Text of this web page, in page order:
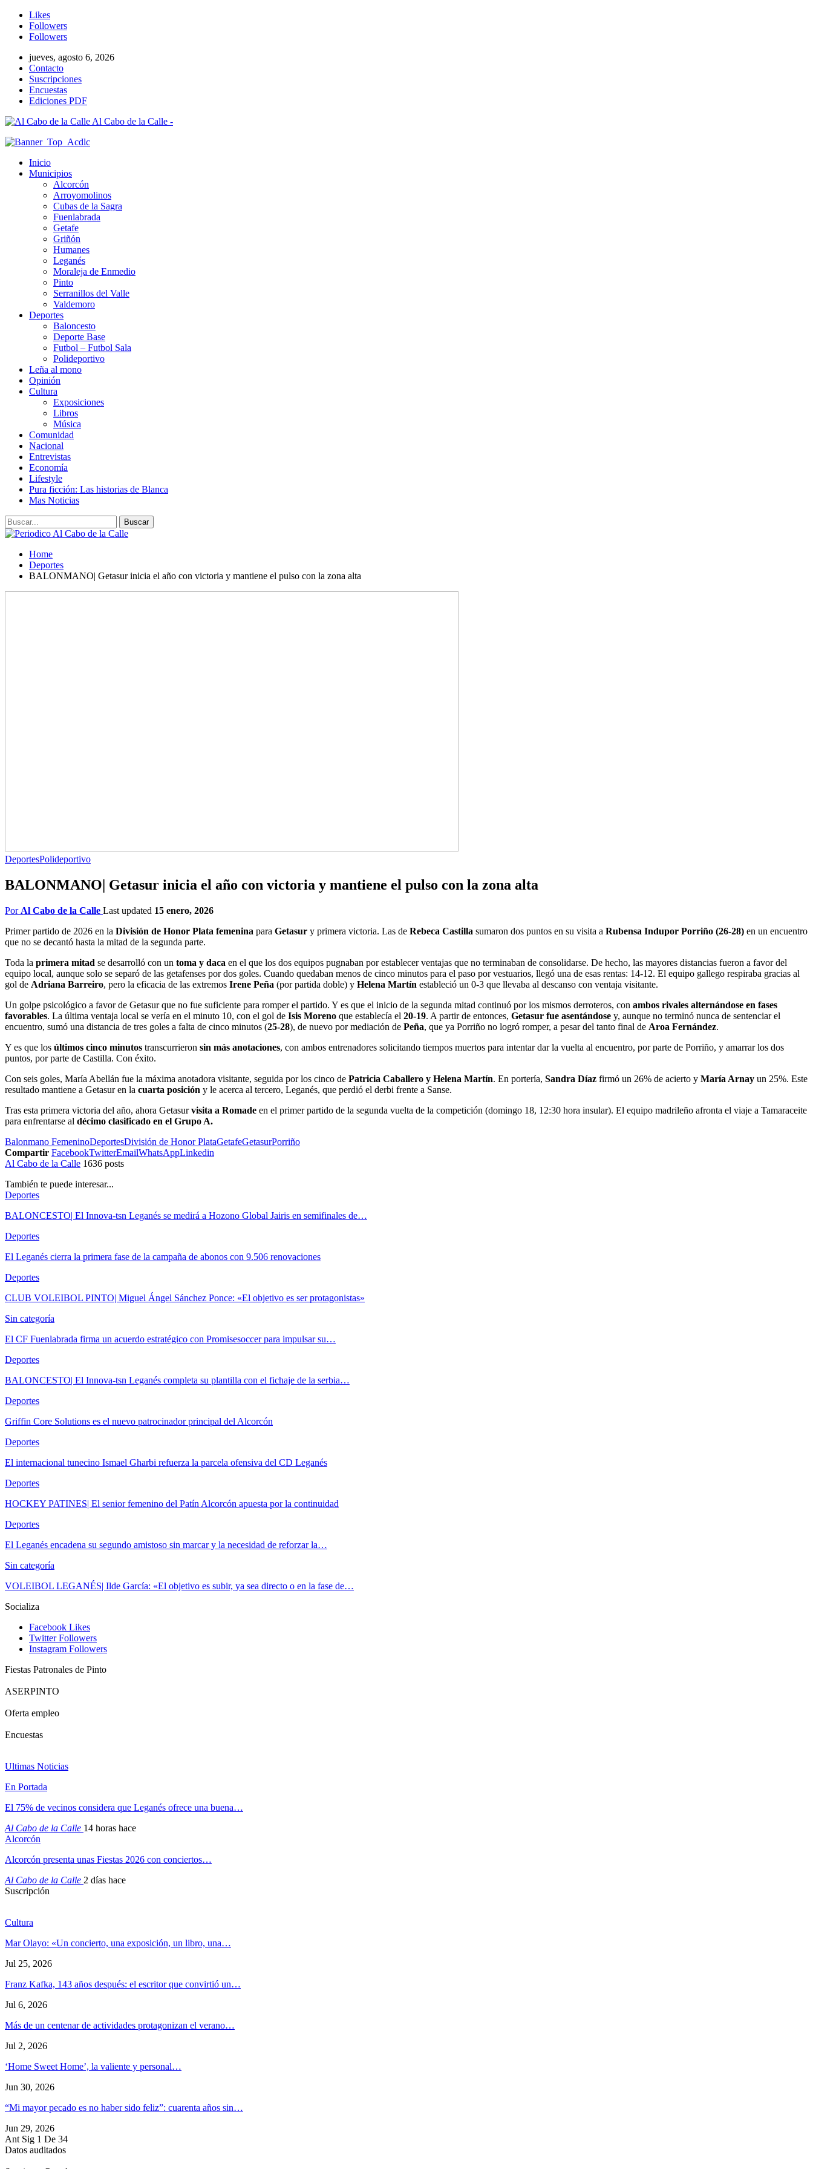
Likes
Followers
Followers
jueves, agosto 6, 2026
Contacto
Suscripciones
Encuestas
Ediciones PDF
Al Cabo de la Calle -
Inicio
Municipios
Alcorcón
Arroyomolinos
Cubas de la Sagra
Fuenlabrada
Getafe
Griñón
Humanes
Leganés
Moraleja de Enmedio
Pinto
Serranillos del Valle
Valdemoro
Deportes
Baloncesto
Deporte Base
Futbol – Futbol Sala
Polideportivo
Leña al mono
Opinión
Cultura
Exposiciones
Libros
Música
Comunidad
Nacional
Entrevistas
Economía
Lifestyle
Pura ficción: Las historias de Blanca
Mas Noticias
Home
Deportes
BALONMANO| Getasur inicia el año con victoria y mantiene el pulso con la zona alta
DeportesPolideportivo
BALONMANO| Getasur inicia el año con victoria y mantiene el pulso con la zona alta
Por Al Cabo de la Calle Last updated 15 enero, 2026
Primer partido de 2026 en la División de Honor Plata femenina para Getasur y primera victoria. Las de Rebeca Castilla sumaron dos puntos en su visita a Rubensa Indupor Porriño (26-28) en un encuentro
que no se decantó hasta la mitad de la segunda parte.
Toda la primera mitad se desarrolló con un toma y daca en el que los dos equipos pugnaban por establecer ventajas que no terminaban de consolidarse. De hecho, las mayores distancias fueron a favor del
equipo local, aunque solo se separó de las getafenses por dos goles. Cuando quedaban menos de cinco minutos para el paso por vestuarios, llegó una de esas rentas: 14-12. El equipo gallego respiraba gracias al
gol de Adriana Barreiro, pero la eficacia de las extremos Irene Peña (por partida doble) y Helena Martín estableció un 0-3 que llevaba al descanso con ventaja visitante.
Un golpe psicológico a favor de Getasur que no fue suficiente para romper el partido. Y es que el inicio de la segunda mitad continuó por los mismos derroteros, con ambos rivales alternándose en fases
favorables. La última ventaja local se vería en el minuto 10, con el gol de Isis Moreno que establecía el 20-19. A partir de entonces, Getasur fue asentándose y, aunque no terminó nunca de sentenciar el
encuentro, sumó una distancia de tres goles a falta de cinco minutos (25-28), de nuevo por mediación de Peña, que ya Porriño no logró romper, a pesar del tanto final de Aroa Fernández.
Y es que los últimos cinco minutos transcurrieron sin más anotaciones, con ambos entrenadores solicitando tiempos muertos para intentar dar la vuelta al encuentro, por parte de Porriño, y amarrar los dos
puntos, por parte de Castilla. Con éxito.
Con seis goles, María Abellán fue la máxima anotadora visitante, seguida por los cinco de Patricia Caballero y Helena Martín. En portería, Sandra Díaz firmó un 26% de acierto y María Arnay un 25%. Este
resultado mantiene a Getasur en la cuarta posición y le acerca al tercero, Leganés, que perdió el derbi frente a Sanse.
Tras esta primera victoria del año, ahora Getasurvisita a Romade en el primer partido de la segunda vuelta de la competición (domingo 18, 12:30 hora insular). El equipo madrileño afronta el viaje a Tamaraceite
para enfrentarse al décimo clasificado en el Grupo A.
Balonmano FemeninoDeportesDivisión de Honor PlataGetafeGetasurPorriño
Compartir FacebookTwitterEmailWhatsAppLinkedin
Al Cabo de la Calle 1636 posts
También te puede interesar...
Deportes
BALONCESTO| El Innova-tsn Leganés se medirá a Hozono Global Jairis en semifinales de…
Deportes
El Leganés cierra la primera fase de la campaña de abonos con 9.506 renovaciones
Deportes
CLUB VOLEIBOL PINTO| Miguel Ángel Sánchez Ponce: «El objetivo es ser protagonistas»
Sin categoría
El CF Fuenlabrada firma un acuerdo estratégico con Promisesoccer para impulsar su…
Deportes
BALONCESTO| El Innova-tsn Leganés completa su plantilla con el fichaje de la serbia…
Deportes
Griffin Core Solutions es el nuevo patrocinador principal del Alcorcón
Deportes
El internacional tunecino Ismael Gharbi refuerza la parcela ofensiva del CD Leganés
Deportes
HOCKEY PATINES| El senior femenino del Patín Alcorcón apuesta por la continuidad
Deportes
El Leganés encadena su segundo amistoso sin marcar y la necesidad de reforzar la…
Sin categoría
VOLEIBOL LEGANÉS| Ilde García: «El objetivo es subir, ya sea directo o en la fase de…
Socializa
Facebook Likes
Twitter Followers
Instagram Followers
Fiestas Patronales de Pinto
ASERPINTO
Oferta empleo
Encuestas
Ultimas Noticias
En Portada
El 75% de vecinos considera que Leganés ofrece una buena…
Al Cabo de la Calle 14 horas hace
Alcorcón
Alcorcón presenta unas Fiestas 2026 con conciertos…
Al Cabo de la Calle 2 días hace
Suscripción
Cultura
Mar Olayo: «Un concierto, una exposición, un libro, una…
Jul 25, 2026
Franz Kafka, 143 años después: el escritor que convirtió un…
Jul 6, 2026
Más de un centenar de actividades protagonizan el verano…
Jul 2, 2026
‘Home Sweet Home’, la valiente y personal…
Jun 30, 2026
“Mi mayor pecado es no haber sido feliz”: cuarenta años sin…
Jun 29, 2026
Ant Sig 1 De 34
Datos auditados